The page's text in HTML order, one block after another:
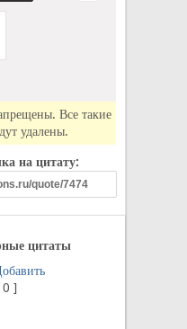
Все такие
удалены.
на цитату:
цитаты
0 ]